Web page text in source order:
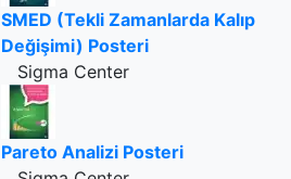
SMED (Tekli Zamanlarda Kalıp
Değişimi) Posteri
Sigma Center
Pareto Analizi Posteri